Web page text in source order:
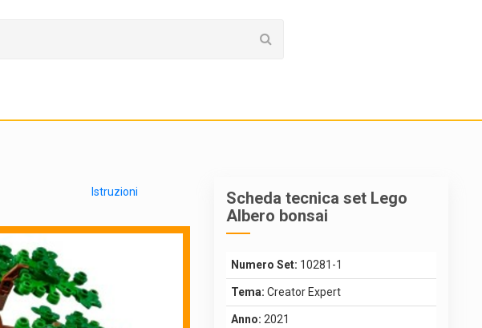
Istruzioni
Scheda tecnica set Lego
Albero bonsai
Numero Set: 10281-1
Tema: Creator Expert
Anno: 2021